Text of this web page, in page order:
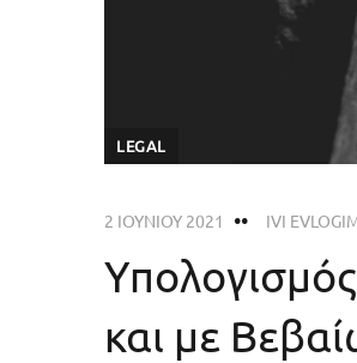
LEGAL
2 ΙΟΥΝΊΟΥ 2021 IVI
και με